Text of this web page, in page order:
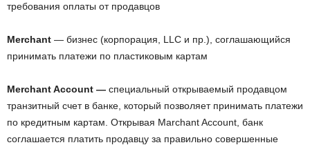
требования оплаты от продавцов
Merchant — бизнес (корпорация, LLC и пр.), соглашающийся
принимать платежи по пластиковым картам
Merchant Account — специальный открываемый продавцом
транзитный счет в банке, который позволяет принимать платежи
по кредитным картам. Открывая Marchant Account, банк
соглашается платить продавцу за правильно совершенные